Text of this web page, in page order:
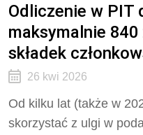
Odliczenie w PIT
maksymalnie 840
składek
26 kwi 2026
Od kilku lat (także w
skorzystać z ulgi w